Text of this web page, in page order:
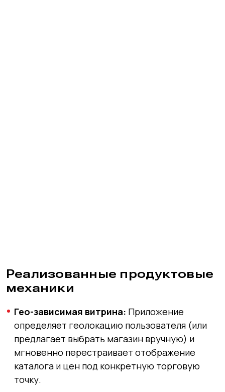
Реализованные продуктовые
механики
Гео-зависимая витрина: Приложение
определяет геолокацию пользователя (или
предлагает выбрать магазин вручную) и
мгновенно перестраивает отображение
каталога и цен под конкретную торговую
точку.